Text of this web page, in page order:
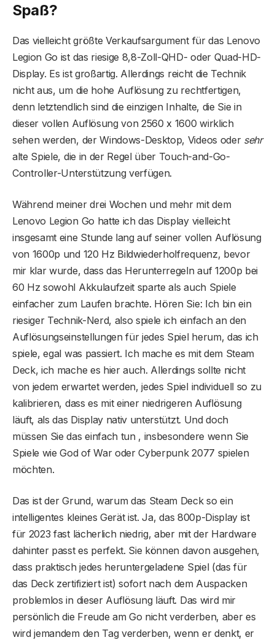
Spaß?
Das vielleicht größte Verkaufsargument für das Lenovo
Legion Go ist das riesige 8,8-Zoll-QHD- oder Quad-HD-
Display. Es ist großartig. Allerdings reicht die Technik
nicht aus, um die hohe Auflösung zu rechtfertigen,
denn letztendlich sind die einzigen Inhalte, die Sie in
dieser vollen Auflösung von 2560 x 1600 wirklich
sehen werden, der Windows-Desktop, Videos oder sehr
alte Spiele, die in der Regel über Touch-and-Go-
Controller-Unterstützung verfügen.
Während meiner drei Wochen und mehr mit dem
Lenovo Legion Go hatte ich das Display vielleicht
insgesamt eine Stunde lang auf seiner vollen Auflösung
von 1600p und 120 Hz Bildwiederholfrequenz, bevor
mir klar wurde, dass das Herunterregeln auf 1200p bei
60 Hz sowohl Akkulaufzeit sparte als auch Spiele
einfacher zum Laufen brachte. Hören Sie: Ich bin ein
riesiger Technik-Nerd, also spiele ich einfach an den
Auflösungseinstellungen für jedes Spiel herum, das ich
spiele, egal was passiert. Ich mache es mit dem Steam
Deck, ich mache es hier auch. Allerdings sollte nicht
von jedem erwartet werden, jedes Spiel individuell so zu
kalibrieren, dass es mit einer niedrigeren Auflösung
läuft, als das Display nativ unterstützt. Und doch
müssen Sie das einfach tun , insbesondere wenn Sie
Spiele wie God of War oder Cyberpunk 2077 spielen
möchten.
Das ist der Grund, warum das Steam Deck so ein
intelligentes kleines Gerät ist. Ja, das 800p-Display ist
für 2023 fast lächerlich niedrig, aber mit der Hardware
dahinter passt es perfekt. Sie können davon ausgehen,
dass praktisch jedes heruntergeladene Spiel (das für
das Deck zertifiziert ist) sofort nach dem Auspacken
problemlos in dieser Auflösung läuft. Das wird mir
persönlich die Freude am Go nicht verderben, aber es
wird jemandem den Tag verderben, wenn er denkt, er